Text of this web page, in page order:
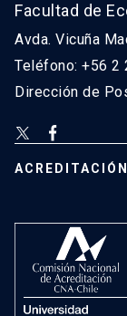
Facultad de
Avda. Vicuña
Teléfono: +56 2
Dirección de
ACREDITACIÓN